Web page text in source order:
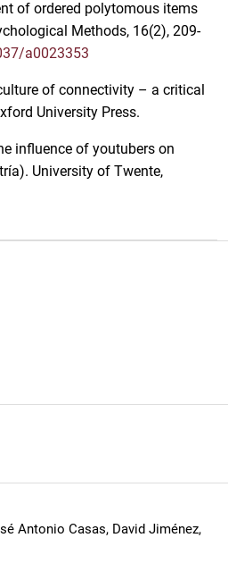
of ordered polytomous items
Methods, 16(2), 209-
a0023353
of connectivity – a critical
University Press.
influence of youtubers on
University of Twente,
Antonio Casas, David Jiménez,